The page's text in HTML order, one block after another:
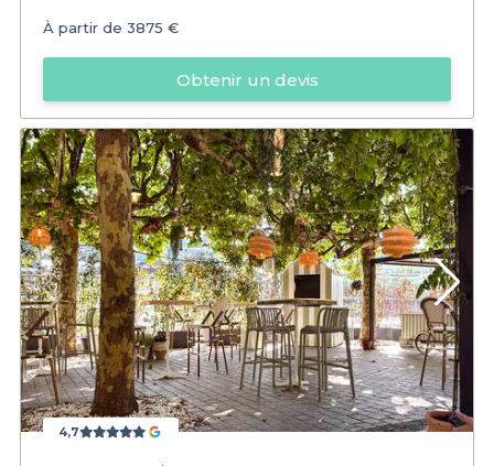
À partir de 3875 €
Obtenir un devis
4,7